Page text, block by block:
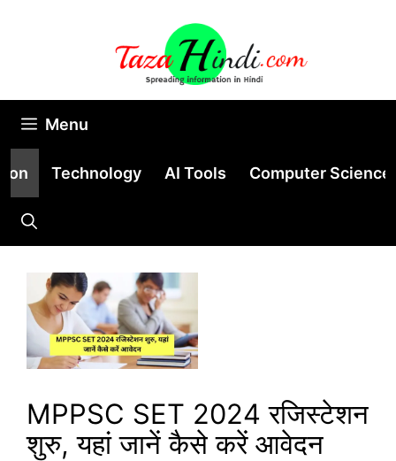
Menu
Technology AI Tools Computer Science
MPPSC SET 2024 रजिस्टेशन
शुरु, यहां जानें कैसे करें आवेदन